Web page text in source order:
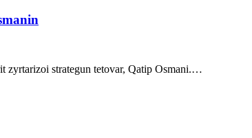
zyrtarizoi strategun tetovar, Qatip Osmani.…